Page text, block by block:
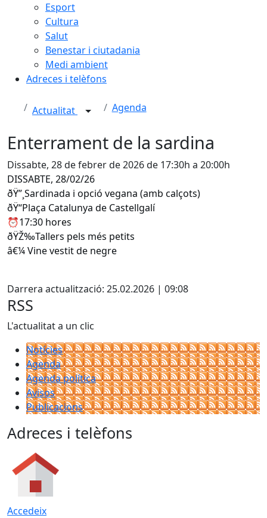
Esport
Cultura
Salut
Benestar i ciutadania
Medi ambient
Adreces i telèfons
Actualitat Agenda
Enterrament de la sardina
Dissabte, 28 de febrer de 2026 de 17:30h a 20:00h
DISSABTE, 28/02/26
ðŸ”¸Sardinada i opció vegana (amb calçots)
ðŸ“Plaça Catalunya de Castellgalí
⏰17:30 hores
ðŸŽ‰Tallers pels més petits
â€¼ Vine vestit de negre
Darrera actualització: 25.02.2026 | 09:08
RSS
L'actualitat a un clic
Notícies
Agenda
Agenda política
Avisos
Publicacions
Adreces i telèfons
Accedeix